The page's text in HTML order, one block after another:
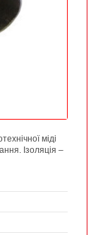
міді
Ізоляція –